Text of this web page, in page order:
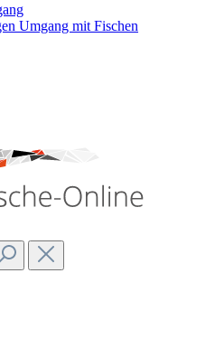
Umgang mit Fischen